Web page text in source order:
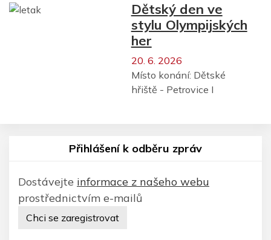
Dětský den ve
stylu Olympijských
her
20. 6. 2026
Místo konání: Dětské
hřiště - Petrovice I
Přihlášení k odběru zpráv
Dostávejte informace z našeho webu
prostřednictvím e-mailů
Chci se zaregistrovat